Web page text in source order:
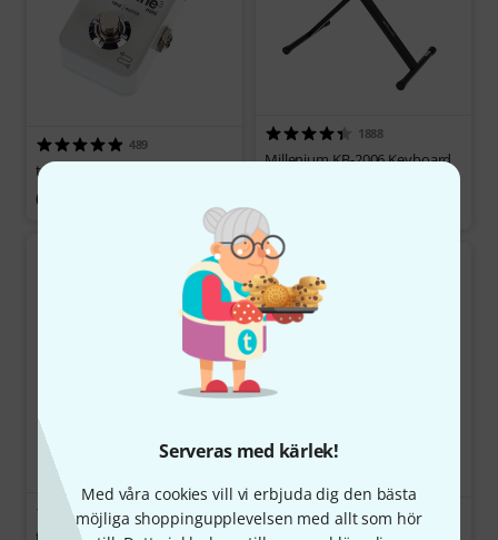
Serveras med kärlek!
Med våra cookies vill vi erbjuda dig den bästa
möjliga shoppingupplevelsen med allt som hör
489
tc electronic Polytune 3 Mini
679 kr
1888
Millenium KB-2006 Keyboard
385 568